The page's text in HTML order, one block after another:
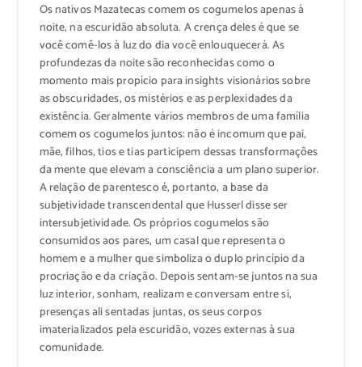
Os nativos Mazatecas comem os cogumelos apenas à
noite, na escuridão absoluta. A crença deles é que se
você comê-los à luz do dia você enlouquecerá. As
profundezas da noite são reconhecidas como o
momento mais propício para insights visionários sobre
as obscuridades, os mistérios e as perplexidades da
existência. Geralmente vários membros de uma família
comem os cogumelos juntos: não é incomum que pai,
mãe, filhos, tios e tias participem dessas transformações
da mente que elevam a consciência a um plano superior.
A relação de parentesco é, portanto, a base da
subjetividade transcendental que Husserl disse ser
intersubjetividade. Os próprios cogumelos são
consumidos aos pares, um casal que representa o
homem e a mulher que simboliza o duplo princípio da
procriação e da criação. Depois sentam-se juntos na sua
luz interior, sonham, realizam e conversam entre si,
presenças ali sentadas juntas, os seus corpos
imaterializados pela escuridão, vozes externas à sua
comunidade.